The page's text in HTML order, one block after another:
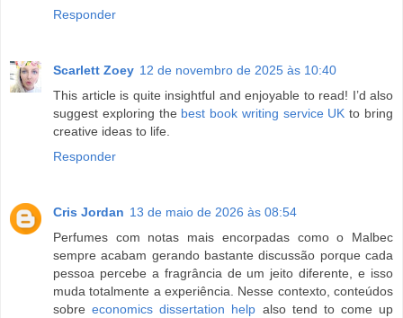
Responder
Scarlett Zoey 12 de novembro de 2025 às 10:40
This article is quite insightful and enjoyable to read! I’d also
suggest exploring the best book writing service UK to bring
creative ideas to life.
Responder
Cris Jordan 13 de maio de 2026 às 08:54
Perfumes com notas mais encorpadas como o Malbec
sempre acabam gerando bastante discussão porque cada
pessoa percebe a fragrância de um jeito diferente, e isso
muda totalmente a experiência. Nesse contexto, conteúdos
sobreeconomics dissertation help also tend to come up